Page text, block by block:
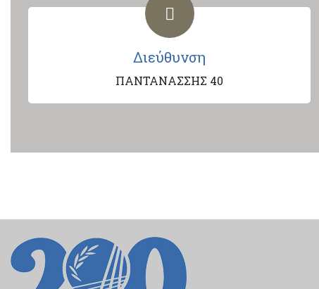
Διεύθυνση
ΠΑΝΤΑΝΑΣΣΗΣ 40